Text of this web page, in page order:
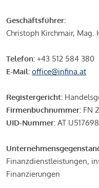
Geschäftsführer:
Christoph Kirchmair, Mag.
Telefon: +43 512 584 380
E-Mail: office@infina.at
Registergericht:
Firmenbuchnummer: FN
UID-Nummer: AT
Finanzdienstleistungen,
Finanzierungen